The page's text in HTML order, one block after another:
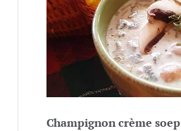
Champignon crème soep